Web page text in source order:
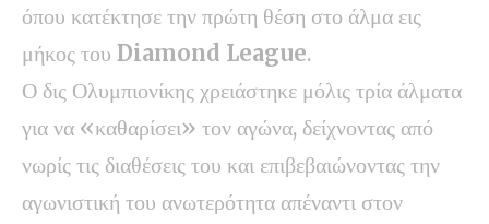
όπου κατέκτησε την πρώτη θέση στο άλμα εις
μήκος του Diamond League.
Ο δις Ολυμπιονίκης χρειάστηκε μόλις τρία άλματα
για να «καθαρίσει» τον αγώνα, δείχνοντας από
νωρίς τις διαθέσεις του και επιβεβαιώνοντας την
αγωνιστική του ανωτερότητα απέναντι στον